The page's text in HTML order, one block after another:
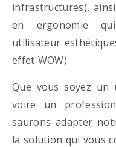
infrastructures),
en ergonomie
utilisateur
effet WOW)
Que vous soyez un
voire un
saurons adapter
la solution qui vous